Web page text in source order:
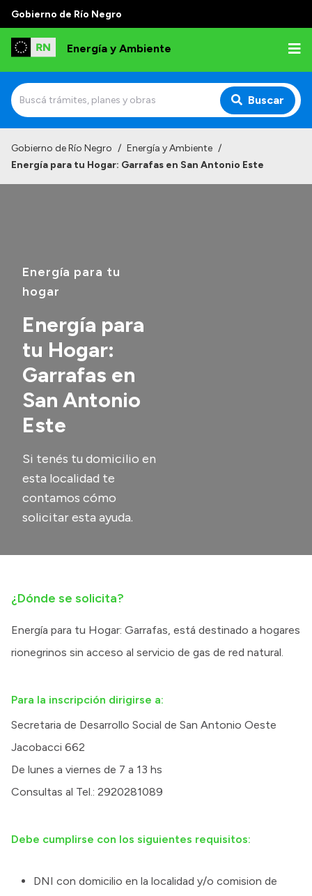
Gobierno de Río Negro
Energía y Ambiente
Buscar
Reportes
Transparencia
Presupuesto
Boletín Oficial
Compras y licitaciones
Consulta de expedientes
Consulta de pago a proveedores
Convocatorias
Intranet
Login
Gobierno de Río Negro / Energía y Ambiente /
Energía para tu Hogar: Garrafas en San Antonio Este
Energía para tu
hogar
Energía para
tu Hogar:
Garrafas en
San Antonio
Este
Si tenés tu domicilio en
esta localidad te
contamos cómo
solicitar esta ayuda.
¿Dónde se solicita?
Energía para tu Hogar: Garrafas, está destinado a hogares
rionegrinos sin acceso al servicio de gas de red natural.
Para la inscripción dirigirse a:
Secretaria de Desarrollo Social de San Antonio Oeste
Jacobacci 662
De lunes a viernes de 7 a 13 hs
Consultas al Tel.: 2920281089
Debe cumplirse con los siguientes requisitos:
DNI con domicilio en la localidad y/o comision de